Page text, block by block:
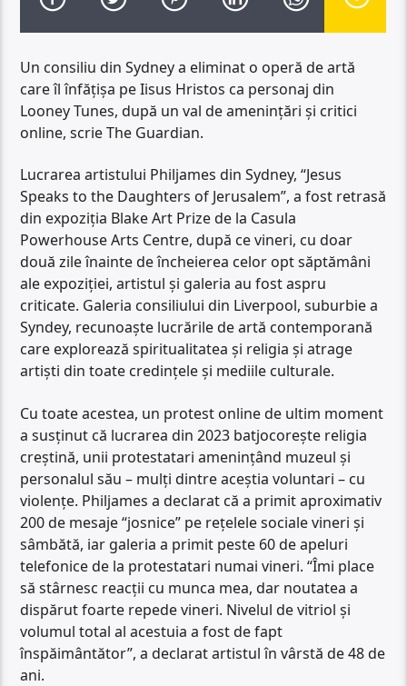
Un consiliu din Sydney a eliminat o operă de artă
care îl înfăţişa pe Iisus Hristos ca personaj din
Looney Tunes, după un val de amenințări și critici
online, scrie The Guardian.
Lucrarea artistului Philjames din Sydney, “Jesus
Speaks to the Daughters of Jerusalem”, a fost retrasă
din expoziţia Blake Art Prize de la Casula
Powerhouse Arts Centre, după ce vineri, cu doar
două zile înainte de încheierea celor opt săptămâni
ale expoziţiei, artistul şi galeria au fost aspru
criticate. Galeria consiliului din Liverpool, suburbie a
Syndey, recunoaşte lucrările de artă contemporană
care explorează spiritualitatea şi religia şi atrage
artişti din toate credinţele şi mediile culturale.
Cu toate acestea, un protest online de ultim moment
a susţinut că lucrarea din 2023 batjocoreşte religia
creştină, unii protestatari ameninţând muzeul şi
personalul său – mulţi dintre aceştia voluntari – cu
violenţe. Philjames a declarat că a primit aproximativ
200 de mesaje “josnice” pe reţelele sociale vineri şi
sâmbătă, iar galeria a primit peste 60 de apeluri
telefonice de la protestatari numai vineri. “Îmi place
să stârnesc reacţii cu munca mea, dar noutatea a
dispărut foarte repede vineri. Nivelul de vitriol şi
volumul total al acestuia a fost de fapt
înspăimântător”, a declarat artistul în vârstă de 48 de
ani.